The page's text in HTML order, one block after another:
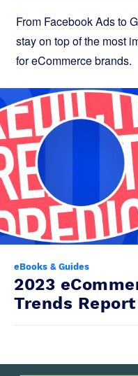
From Facebook Ads to
stay on top of the most
for eCommerce brands.
eBooks & Guides
2023
Trends Report